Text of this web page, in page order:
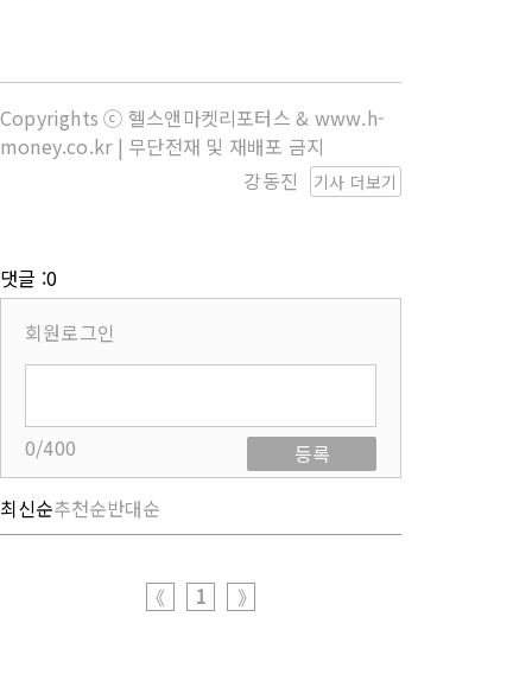
Copyrights ⓒ 헬스앤마켓리포터스 & www.h-
money.co.kr | 무단전재 및 재배포 금지
기사 더보기
강동진
댓글 :0
회원로그인
0/400
등록
최신순추천순반대순
《 1 》